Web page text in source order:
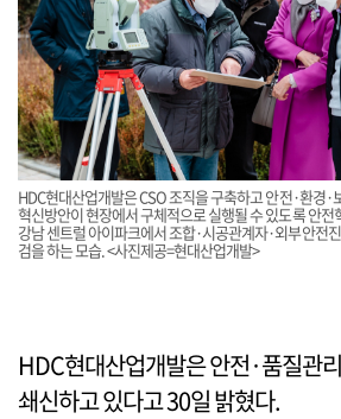
HDC현대산업개발은 CSO 조직을 구축하고 안전·환경·
혁신방안이 현장에서 구체적으로 실행될 수 있도록 안전
강남 센트럴 아이파크에서 조합·시공관계자·외부안전
검을 하는 모습. <사진제공=현대산업개발>
HDC현대산업개발은 안전·품질관
쇄신하고 있다고 30일 밝혔다.